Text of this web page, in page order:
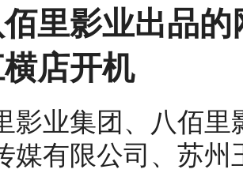
里影业出品
店开机
影业集团、八佰
媒有限公司、苏